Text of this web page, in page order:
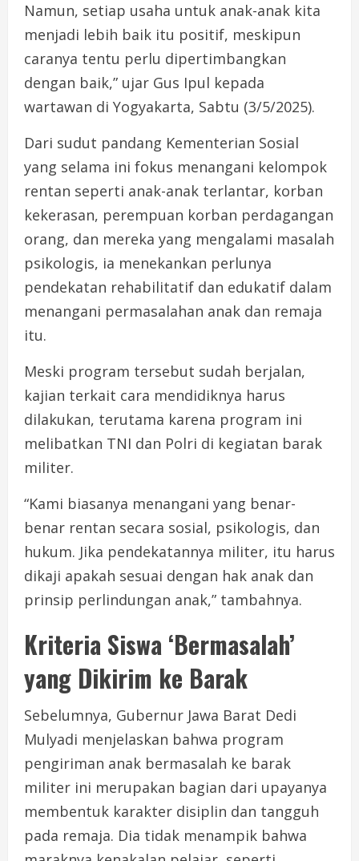
Namun, setiap usaha untuk anak-anak kita
menjadi lebih baik itu positif, meskipun
caranya tentu perlu dipertimbangkan
dengan baik,” ujar Gus Ipul kepada
wartawan di Yogyakarta, Sabtu (3/5/2025).
Dari sudut pandang Kementerian Sosial
yang selama ini fokus menangani kelompok
rentan seperti anak-anak terlantar, korban
kekerasan, perempuan korban perdagangan
orang, dan mereka yang mengalami masalah
psikologis, ia menekankan perlunya
pendekatan rehabilitatif dan edukatif dalam
menangani permasalahan anak dan remaja
itu.
Meski program tersebut sudah berjalan,
kajian terkait cara mendidiknya harus
dilakukan, terutama karena program ini
melibatkan TNI dan Polri di kegiatan barak
militer.
“Kami biasanya menangani yang benar-
benar rentan secara sosial, psikologis, dan
hukum. Jika pendekatannya militer, itu harus
dikaji apakah sesuai dengan hak anak dan
prinsip perlindungan anak,” tambahnya.
Kriteria Siswa ‘Bermasalah’
yang Dikirim ke Barak
Sebelumnya, Gubernur Jawa Barat Dedi
Mulyadi menjelaskan bahwa program
pengiriman anak bermasalah ke barak
militer ini merupakan bagian dari upayanya
membentuk karakter disiplin dan tangguh
pada remaja. Dia tidak menampik bahwa